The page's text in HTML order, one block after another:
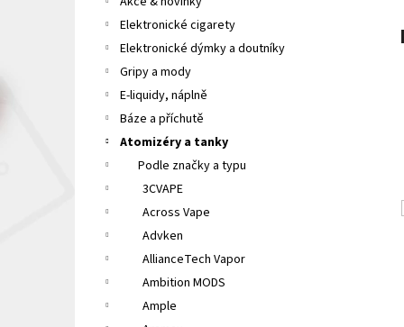
Elektronické cigarety
Elektronické dýmky a doutníky
Gripy a mody
E-liquidy, náplně
Báze a příchutě
Atomizéry a tanky
Podle značky a typu
3CVAPE
Across Vape
Advken
AllianceTech Vapor
Ambition MODS
Ample
LIQUA ELEMENTS APPLE 10ML 6MG
149 Kč
Původně:165 Kč